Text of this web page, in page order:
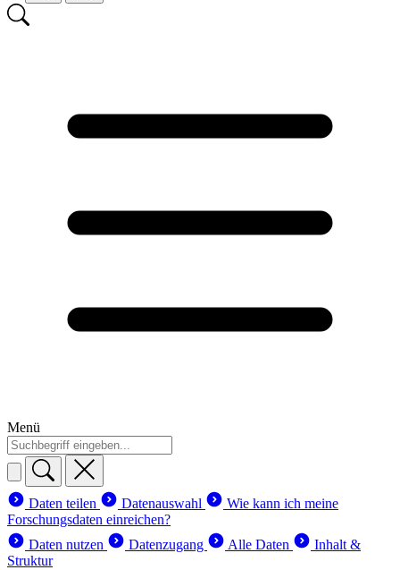
Menü
Daten teilen Datenauswahl
Wie kann ich meine
Forschungsdaten einreichen?
Daten nutzen
Datenzugang Alle Daten
Inhalt &
Struktur